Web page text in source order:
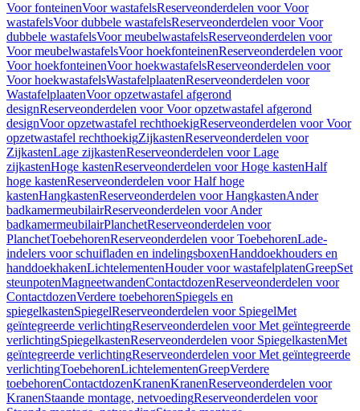
Voor fonteinenVoor wastafelsReserveonderdelen voor Voor
wastafelsVoor dubbele wastafelsReserveonderdelen voor Voor
dubbele wastafelsVoor meubelwastafelsReserveonderdelen voor
Voor meubelwastafelsVoor hoekfonteinenReserveonderdelen voor
Voor hoekfonteinenVoor hoekwastafelsReserveonderdelen voor
Voor hoekwastafelsWastafelplaatenReserveonderdelen voor
WastafelplaatenVoor opzetwastafel afgerond
designReserveonderdelen voor Voor opzetwastafel afgerond
designVoor opzetwastafel rechthoekigReserveonderdelen voor Voor
opzetwastafel rechthoekigZijkastenReserveonderdelen voor
ZijkastenLage zijkastenReserveonderdelen voor Lage
zijkastenHoge kastenReserveonderdelen voor Hoge kastenHalf
hoge kastenReserveonderdelen voor Half hoge
kastenHangkastenReserveonderdelen voor HangkastenAnder
badkamermeubilairReserveonderdelen voor Ander
badkamermeubilairPlanchetReserveonderdelen voor
PlanchetToebehorenReserveonderdelen voor ToebehorenLade-
indelers voor schuifladen en indelingsboxenHanddoekhouders en
handdoekhakenLichtelementenHouder voor wastafelplatenGreepSet
steunpotenMagneetwandenContactdozenReserveonderdelen voor
ContactdozenVerdere toebehorenSpiegels en
spiegelkastenSpiegelReserveonderdelen voor SpiegelMet
geïntegreerde verlichtingReserveonderdelen voor Met geïntegreerde
verlichtingSpiegelkastenReserveonderdelen voor SpiegelkastenMet
geïntegreerde verlichtingReserveonderdelen voor Met geïntegreerde
verlichtingToebehorenLichtelementenGreepVerdere
toebehorenContactdozenKranenKranenReserveonderdelen voor
KranenStaande montage, netvoedingReserveonderdelen voor